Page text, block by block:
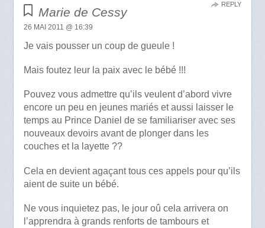
Marie de Cessy
26 MAI 2011 @ 16:39
Je vais pousser un coup de gueule !
Mais foutez leur la paix avec le bébé !!!
Pouvez vous admettre qu’ils veulent d’abord vivre
encore un peu en jeunes mariés et aussi laisser le
temps au Prince Daniel de se familiariser avec ses
nouveaux devoirs avant de plonger dans les
couches et la layette ??
Cela en devient agaçant tous ces appels pour qu’ils
aient de suite un bébé.
Ne vous inquietez pas, le jour oû cela arrivera on
l’apprendra à grands renforts de tambours et
REPLY